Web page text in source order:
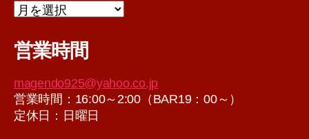
ア
ー
イ
営業時間
magendo925@yahoo.co.jp
営業時間：16:00～2:00（BAR19：00～）
定休日：日曜日